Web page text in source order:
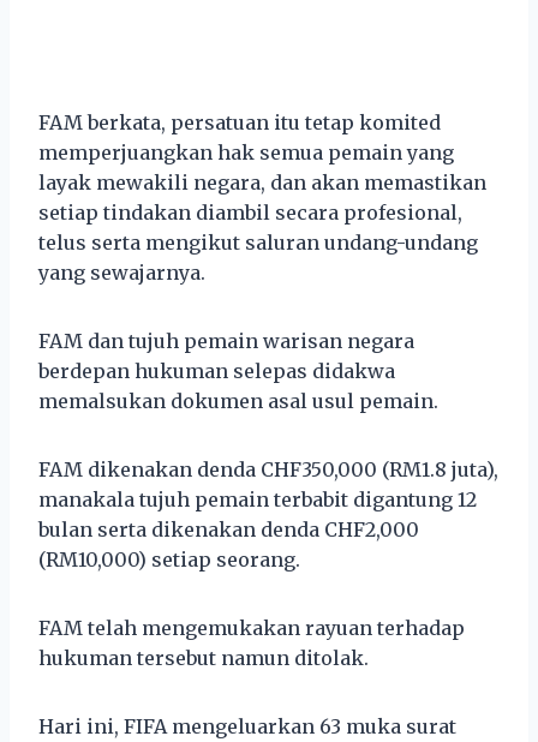
FAM berkata, persatuan itu tetap komited
memperjuangkan hak semua pemain yang
layak mewakili negara, dan akan memastikan
setiap tindakan diambil secara profesional,
telus serta mengikut saluran undang-undang
yang sewajarnya.
FAM dan tujuh pemain warisan negara
berdepan hukuman selepas didakwa
memalsukan dokumen asal usul pemain.
FAM dikenakan denda CHF350,000 (RM1.8 juta),
manakala tujuh pemain terbabit digantung 12
bulan serta dikenakan denda CHF2,000
(RM10,000) setiap seorang.
FAM telah mengemukakan rayuan terhadap
hukuman tersebut namun ditolak.
Hari ini, FIFA mengeluarkan 63 muka surat